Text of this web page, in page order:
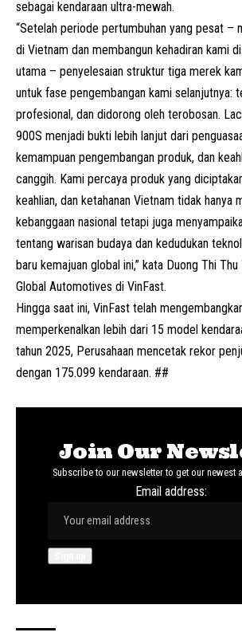
sebagai kendaraan ultra-mewah.
“Setelah periode pertumbuhan yang pesat –
di Vietnam dan membangun kehadiran kami
utama – penyelesaian struktur tiga merek
untuk fase pengembangan kami selanjutnya:
profesional, dan didorong oleh terobosan.
900S menjadi bukti lebih lanjut dari
kemampuan pengembangan produk, dan
canggih. Kami percaya produk yang
keahlian, dan ketahanan Vietnam tidak hanya
kebanggaan nasional tetapi juga
tentang warisan budaya dan kedudukan
baru kemajuan global ini,” kata Duong Thi Thu
Global Automotives di VinFast.
Hingga saat ini, VinFast telah
memperkenalkan lebih dari 15 model
tahun 2025, Perusahaan mencetak rekor
dengan 175.099 kendaraan. ##
Join Our
Subscribe to our newsletter to get our newest
Email address: